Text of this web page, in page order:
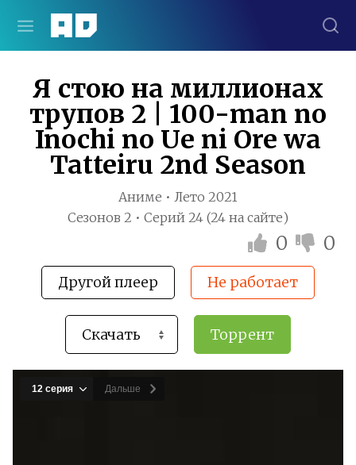
Я стою на миллионах
трупов 2 | 100-man no
Inochi no Ue ni Ore wa
Tatteiru 2nd Season
Аниме • Лето 2021
Сезонов 2 • Серий 24 (24 на сайте)
0 0
Другой плеер Не работает
Торрент